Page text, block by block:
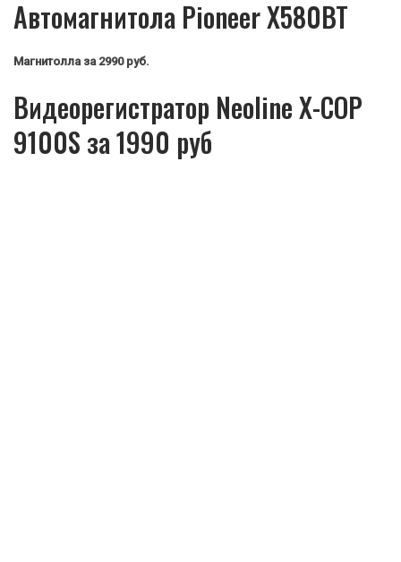
Автомагнитола Pioneer X580BT
Магнитолла за 2990 руб.
Видеорегистратор Neoline X-COP
9100S за 1990 руб